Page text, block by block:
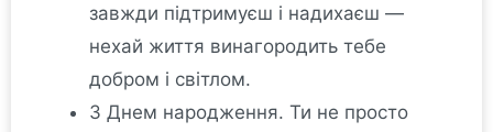
завжди підтримуєш і надихаєш —
нехай життя винагородить тебе
добром і світлом.
З Днем народження. Ти не просто